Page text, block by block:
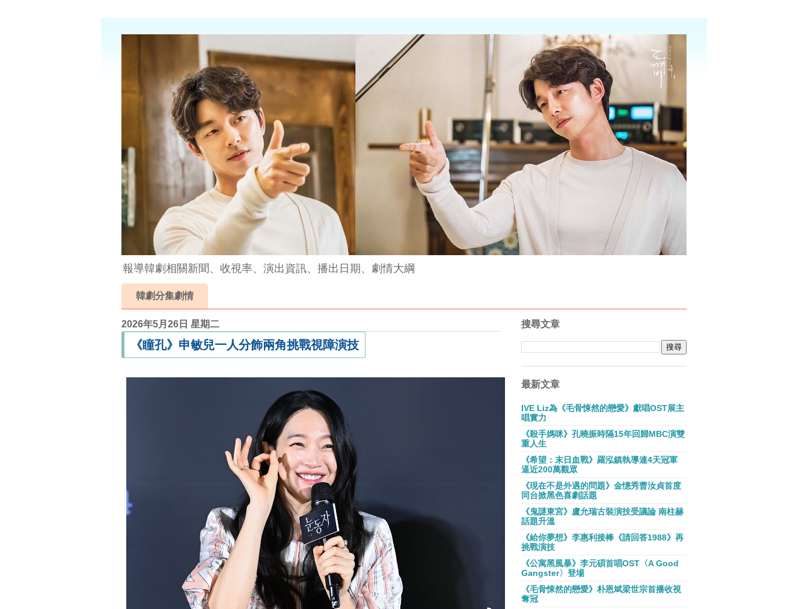
報導韓劇相關新聞、收視率、演出資訊、播出日期、劇情大綱
韓劇分集劇情
2026年5月26日 星期二
《瞳孔》申敏兒一人分飾兩角挑戰視障演技
搜尋文章
最新文章
IVE Liz為《毛骨悚然的戀愛》獻唱OST展主
唱實力
《殺手媽咪》孔曉振時隔15年回歸MBC演雙
重人生
《希望：末日血戰》羅泓鎮執導連4天冠軍
逼近200萬觀眾
《現在不是外遇的問題》金憓秀曹汝貞首度
同台掀黑色喜劇話題
《鬼謎東宮》盧允瑞古裝演技受議論 南柱赫
話題升溫
《給你夢想》李惠利接棒《請回答1988》再
挑戰演技
《公寓黑風暴》李元碩首唱OST〈A Good
Gangster〉登場
《毛骨悚然的戀愛》朴恩斌梁世宗首播收視
奪冠